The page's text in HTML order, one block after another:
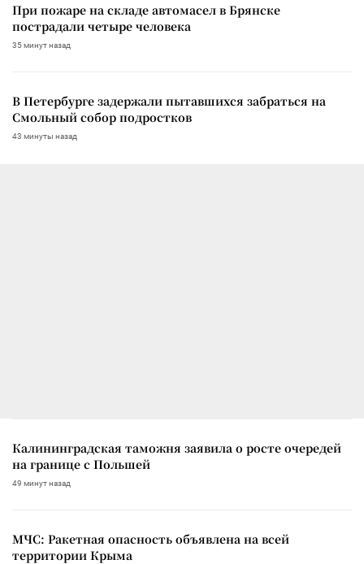
При пожаре на складе автомасел в Брянске
пострадали четыре человека
35 минут назад
В Петербурге задержали пытавшихся забраться на
Смольный собор подростков
43 минуты назад
Калининградская таможня заявила о росте очередей
на границе с Польшей
49 минут назад
МЧС: Ракетная опасность объявлена на всей
территории Крыма